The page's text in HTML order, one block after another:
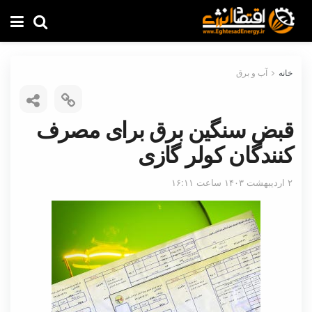
خانه آب و برق
قبض سنگین برق برای مصرف‌
کنندگان کولر گازی
۲ اردیبهشت ۱۴۰۳ ساعت ۱۶:۱۱